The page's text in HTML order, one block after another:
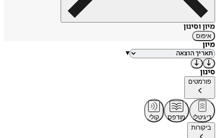
מיון וסינון
איפוס
מיון
▾
סינון
פורמטים
דיגיטלי מודפס
קולי
ביקורות